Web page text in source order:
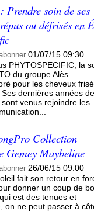
Prendre soin de ses
ou défrisés en
01/07/15 09:30
PHYTOSPECIFIC, la
du groupe Alès
pour les cheveux
dernières années
venus rejoindre les
Collection
Gemey Maybeline
26/06/15 09:00
fait son retour en
donner un coup de
est des tenues et
on ne peut passer à